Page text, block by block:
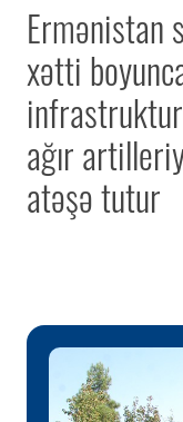
Ermənistan
xətti
ağır
atəşə tutur